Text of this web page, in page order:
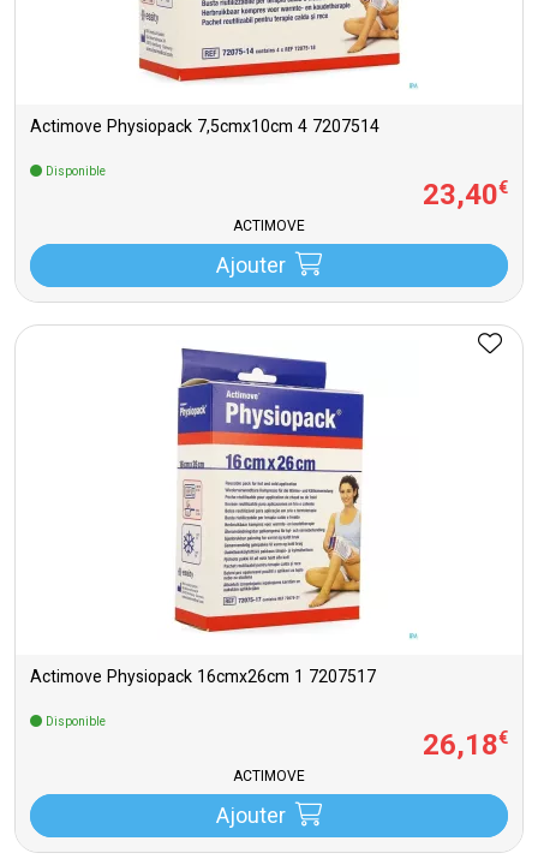
Actimove Physiopack 7,5cmx10cm 4 7207514
Disponible
23,40€
ACTIMOVE
Ajouter
Actimove Physiopack 16cmx26cm 1 7207517
Disponible
26,18€
ACTIMOVE
Ajouter